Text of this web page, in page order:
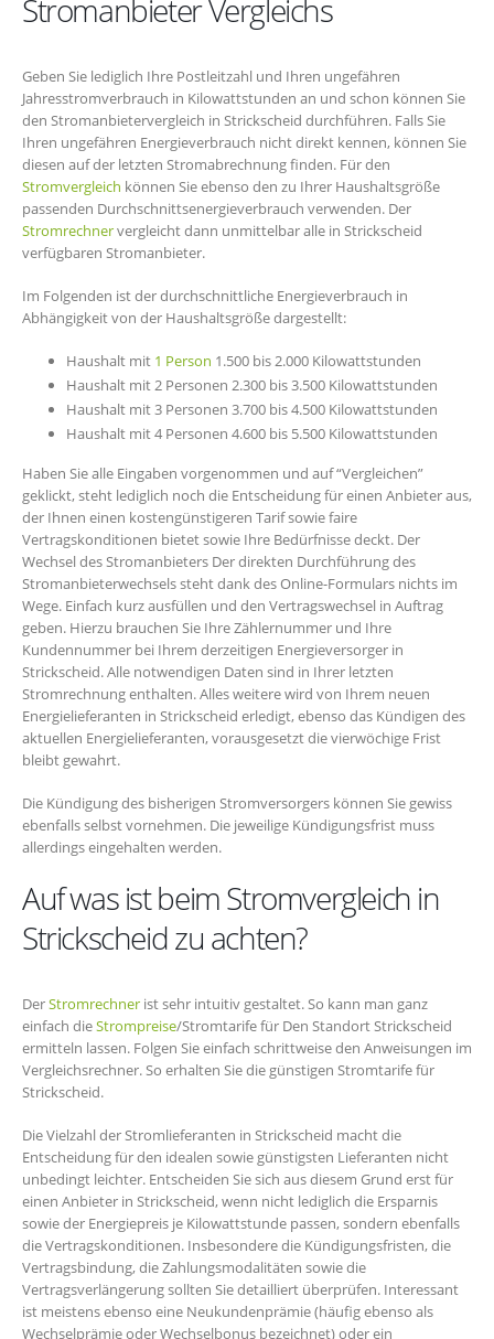
Stromanbieter Vergleichs
Geben Sie lediglich Ihre Postleitzahl und Ihren ungefähren
Jahresstromverbrauch in Kilowattstunden an und schon können Sie
den Stromanbietervergleich in Strickscheid durchführen. Falls Sie
Ihren ungefähren Energieverbrauch nicht direkt kennen, können Sie
diesen auf der letzten Stromabrechnung finden. Für den
Stromvergleich können Sie ebenso den zu Ihrer Haushaltsgröße
passenden Durchschnittsenergieverbrauch verwenden. Der
Stromrechnervergleicht dann unmittelbar alle in Strickscheid
verfügbaren Stromanbieter.
Im Folgenden ist der durchschnittliche Energieverbrauch in
Abhängigkeit von der Haushaltsgröße dargestellt:
Haushalt mit 1 Person 1.500 bis 2.000 Kilowattstunden
Haushalt mit 2 Personen 2.300 bis 3.500 Kilowattstunden
Haushalt mit 3 Personen 3.700 bis 4.500 Kilowattstunden
Haushalt mit 4 Personen 4.600 bis 5.500 Kilowattstunden
Haben Sie alle Eingaben vorgenommen und auf “Vergleichen”
geklickt, steht lediglich noch die Entscheidung für einen Anbieter aus,
der Ihnen einen kostengünstigeren Tarif sowie faire
Vertragskonditionen bietet sowie Ihre Bedürfnisse deckt. Der
Wechsel des Stromanbieters Der direkten Durchführung des
Stromanbieterwechsels steht dank des Online-Formulars nichts im
Wege. Einfach kurz ausfüllen und den Vertragswechsel in Auftrag
geben. Hierzu brauchen Sie Ihre Zählernummer und Ihre
Kundennummer bei Ihrem derzeitigen Energieversorger in
Strickscheid. Alle notwendigen Daten sind in Ihrer letzten
Stromrechnung enthalten. Alles weitere wird von Ihrem neuen
Energielieferanten in Strickscheid erledigt, ebenso das Kündigen des
aktuellen Energielieferanten, vorausgesetzt die vierwöchige Frist
bleibt gewahrt.
Die Kündigung des bisherigen Stromversorgers können Sie gewiss
ebenfalls selbst vornehmen. Die jeweilige Kündigungsfrist muss
allerdings eingehalten werden.
Auf was ist beim Stromvergleich in
Strickscheid zu achten?
DerStromrechner ist sehr intuitiv gestaltet. So kann man ganz
einfach dieStrompreise/Stromtarife für Den Standort Strickscheid
ermitteln lassen. Folgen Sie einfach schrittweise den Anweisungen im
Vergleichsrechner. So erhalten Sie die günstigen Stromtarife für
Strickscheid.
Die Vielzahl der Stromlieferanten in Strickscheid macht die
Entscheidung für den idealen sowie günstigsten Lieferanten nicht
unbedingt leichter. Entscheiden Sie sich aus diesem Grund erst für
einen Anbieter in Strickscheid, wenn nicht lediglich die Ersparnis
sowie der Energiepreis je Kilowattstunde passen, sondern ebenfalls
die Vertragskonditionen. Insbesondere die Kündigungsfristen, die
Vertragsbindung, die Zahlungsmodalitäten sowie die
Vertragsverlängerung sollten Sie detailliert überprüfen. Interessant
ist meistens ebenso eine Neukundenprämie (häufig ebenso als
Wechselprämie oder Wechselbonus bezeichnet) oder ein